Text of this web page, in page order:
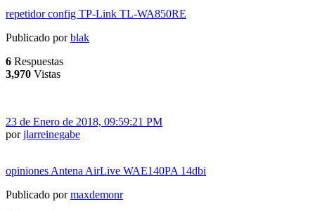
repetidor config TP-Link TL-WA850RE
Publicado porblak
6 Respuestas
3,970 Vistas
23 de Enero de 2018, 09:59:21 PM
porjlarreinegabe
opiniones Antena AirLive WAE140PA 14dbi
Publicado pormaxdemonr